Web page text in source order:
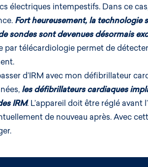
électriques intempestifs. Dans ce
Fort heureusement, la technologie
sondes sont devenues désormais
partélécardiologie permet de
d’IRM avec mon défibrillateur
les défibrillateurs cardiaques
IRM. L’appareil doit être réglé avant
de nouveau après. Avec